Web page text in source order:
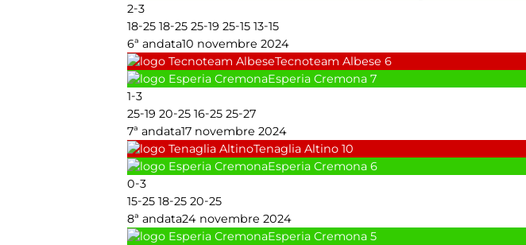
2-3
18-25 18-25 25-19 25-15 13-15
6ª andata10 novembre 2024
Tecnoteam Albese 6
Esperia Cremona 7
1-3
25-19 20-25 16-25 25-27
7ª andata17 novembre 2024
Tenaglia Altino 10
Esperia Cremona 6
0-3
15-25 18-25 20-25
8ª andata24 novembre 2024
Esperia Cremona 5